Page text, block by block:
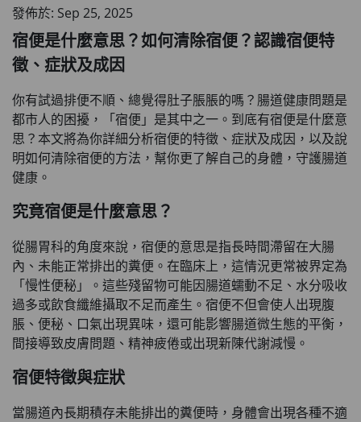
發佈於: Sep 25, 2025
宿便是什麼意思？如何清除宿便？認識宿便特
徵、症狀及成因
你有試過排便不順、總覺得肚子脹脹的嗎？腸道健康問題是
都市人的困擾，「宿便」是其中之一。到底有宿便是什麼意
思？本文將為你詳細分析宿便的特徵、症狀及成因，以及說
明如何清除宿便的方法，幫你更了解自己的身體，守護腸道
健康。
究竟宿便是什麼意思？
從腸胃科的角度來說，宿便的意思是指長時間滯留在大腸
內、未能正常排出的糞便。在臨床上，這情況更常被界定為
「慢性便秘」。這些殘留物可能因腸道蠕動不足、水分吸收
過多或飲食纖維攝取不足而產生。宿便不但會使人出現腹
脹、便秘、口氣出現異味，還可能影響腸道微生態的平衡，
間接導致皮膚問題、精神疲倦或出現新陳代謝減慢。
宿便特徵與症狀
當腸道內長期積存未能排出的糞便時，身體會出現各種不適